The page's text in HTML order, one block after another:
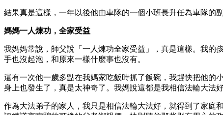
結果真是這樣，一年以後他由車隊的一個小班長升任為車隊的
媽媽一人煉功，全家受益
我媽媽常說，師父說「一人煉功全家受益」，真是這樣。我的
手也沒起泡，和原來一樣什麼事也沒有。
還有一次他一歲多點在我媽家吃飯時抓了飯碗，我趕快把他的
身上也發生了，真是太神奇了。我媽說這都是我相信法輪大法
作為大法弟子的家人，我只是相信法輪大法好，就得到了家庭